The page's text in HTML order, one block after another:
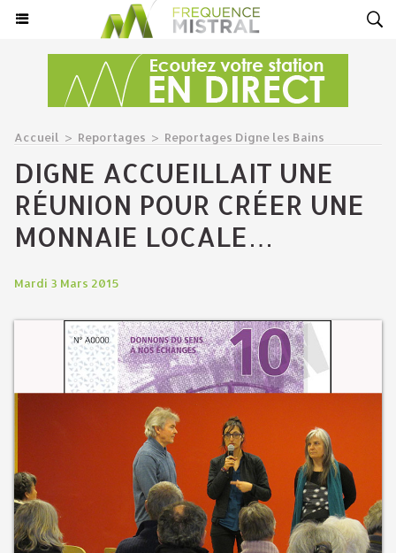
Accueil > Reportages > Reportages Digne les Bains
DIGNE ACCUEILLAIT UNE
RÉUNION POUR CRÉER UNE
MONNAIE LOCALE…
Mardi 3 Mars 2015